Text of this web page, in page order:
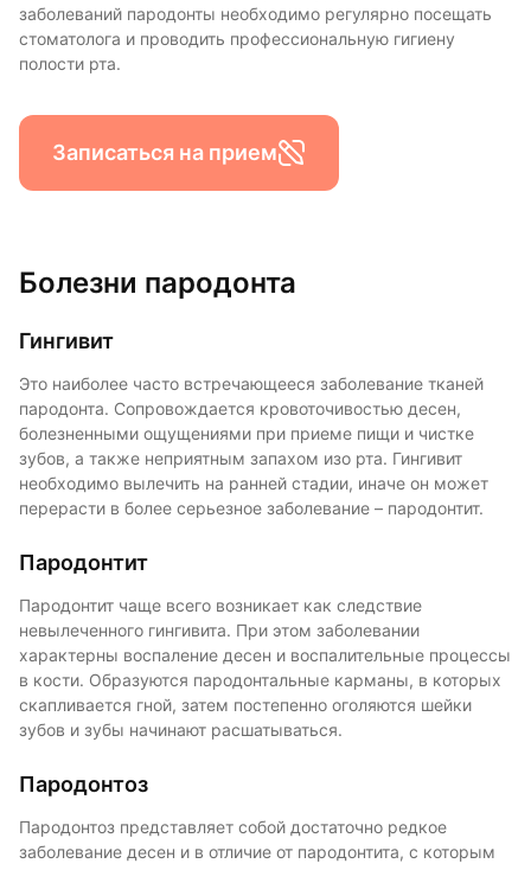
заболеваний пародонты необходимо регулярно посещать
стоматолога и проводить профессиональную гигиену
полости рта.
Записаться на прием
Болезни пародонта
Гингивит
Это наиболее часто встречающееся заболевание тканей
пародонта. Сопровождается кровоточивостью десен,
болезненными ощущениями при приеме пищи и чистке
зубов, а также неприятным запахом изо рта. Гингивит
необходимо вылечить на ранней стадии, иначе он может
перерасти в более серьезное заболевание – пародонтит.
Пародонтит
Пародонтит чаще всего возникает как следствие
невылеченного гингивита. При этом заболевании
характерны воспаление десен и воспалительные процессы
в кости. Образуются пародонтальные карманы, в которых
скапливается гной, затем постепенно оголяются шейки
зубов и зубы начинают расшатываться.
Пародонтоз
Пародонтоз представляет собой достаточно редкое
заболевание десен и в отличие от пародонтита, с которым